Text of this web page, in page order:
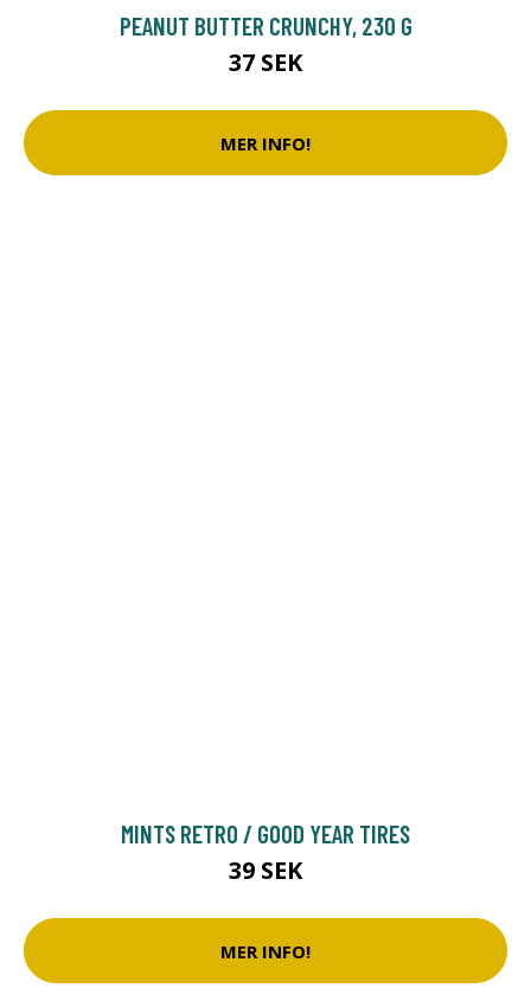
PEANUT BUTTER CRUNCHY, 230 G
37 SEK
MER INFO!
MINTS RETRO / GOOD YEAR TIRES
39 SEK
MER INFO!